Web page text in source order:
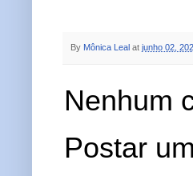
By Mônica Leal at junho 02,
Nenhum
Postar